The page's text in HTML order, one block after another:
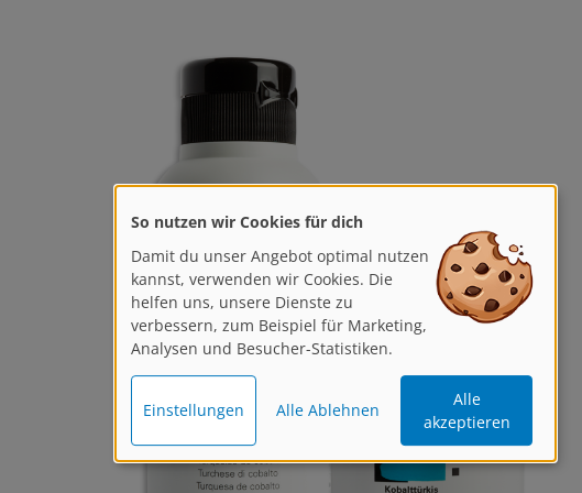
So nutzen wir Cookies für dich
Damit du unser Angebot optimal nutzen
kannst, verwenden wir Cookies. Die
helfen uns, unsere Dienste zu
verbessern, zum Beispiel für Marketing,
Analysen und Besucher-Statistiken.
Einstellungen Alle Ablehnen
Alle
akzeptieren